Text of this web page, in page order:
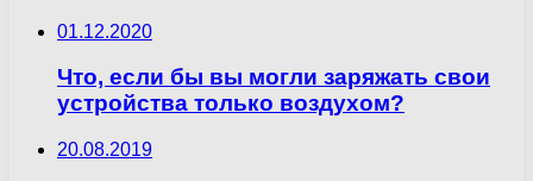
01.12.2020
Что, если бы вы могли заряжать свои
устройства только воздухом?
20.08.2019